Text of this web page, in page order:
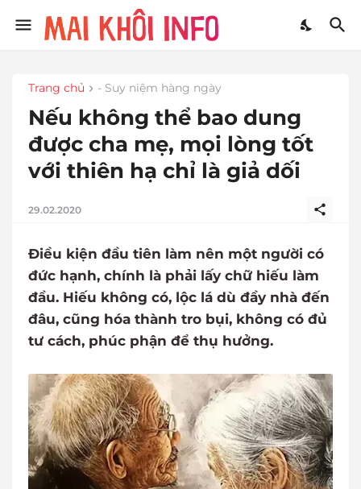
Trang chủ - Suy niệm hàng ngày
Nếu không thể bao dung
được cha mẹ, mọi lòng tốt
với thiên hạ chỉ là giả dối
29.02.2020
Điều kiện đầu tiên làm nên một người có
đức hạnh, chính là phải lấy chữ hiếu làm
đầu. Hiếu không có, lộc lá dù đầy nhà đến
đâu, cũng hóa thành tro bụi, không có đủ
tư cách, phúc phận để thụ hưởng.